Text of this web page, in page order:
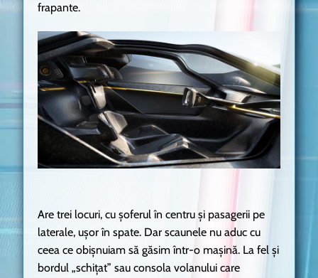
frapante.
Are trei locuri, cu șoferul în centru și pasagerii pe
laterale, ușor în spate. Dar scaunele nu aduc cu
ceea ce obișnuiam să găsim într-o mașină. La fel și
bordul „schițat” sau consola volanului care